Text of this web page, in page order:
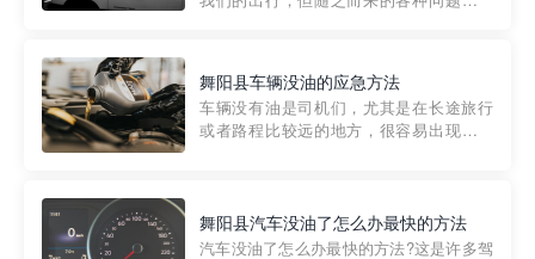
紧急情况下，我们需要一种高效可靠的救
援方式。而这时，地库救援专...
舞阳县车辆没油的应急方法
车辆没有油是司机们，尤其是在长途旅行
或者路程比较远的地方，很容易出现这种
的送油师傅，解决没油的紧急情况。 首
先，让我们来了解一下穿...
舞阳县汽车没油了怎么办最快的方法
汽车没油了怎么办最快的方法?这是许多驾